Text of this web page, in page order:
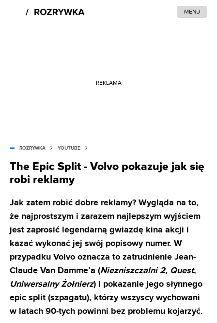
MENU
REKLAMA
ROZRYWKA YOUTUBE
The Epic Split - Volvo pokazuje jak się
robi reklamy
Jak zatem robić dobre reklamy? Wygląda na to,
że najprostszym i zarazem najlepszym wyjściem
jest zaprosić legendarną gwiazdę kina akcji i
kazać wykonać jej swój popisowy numer. W
przypadku Volvo oznacza to zatrudnienie Jean-
Claude Van Damme’a (Niezniszczalni 2, Quest,
Uniwersalny Żołnierz) i pokazanie jego słynnego
epic split (szpagatu), którzy wszyscy wychowani
w latach 90-tych powinni bez problemu kojarzyć.